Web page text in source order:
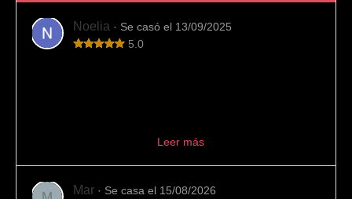
Noelia · Se casó el 13/09/2025
5.0
Leer más
Mar · Se casa el 15/08/2026